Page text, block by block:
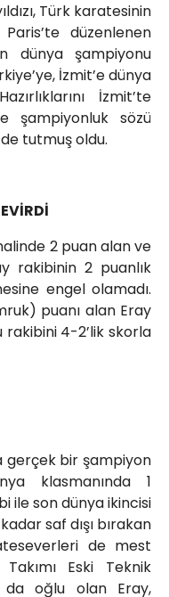
Türk karatesinin
düzenlenen
dünya şampiyonu
İzmit’e dünya
İzmit’te
şampiyonluk sözü
de tutmuş oldu.
2 puan alan ve
rakibinin 2 puanlık
engel olamadı.
puanı alan Eray
4-2’lik skorla
gerçek bir şampiyon
klasmanında 1
ile son dünya ikincisi
saf dışı bırakan
de mest
Eski Teknik
da oğlu olan Eray,